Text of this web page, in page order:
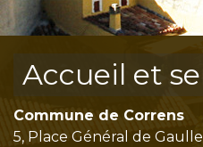
Accueil et
Commune de Correns
5, Place Général de Gaulle